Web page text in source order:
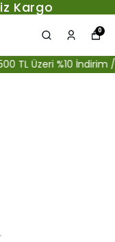
Kargo
0
Üzeri %10 İndirim /